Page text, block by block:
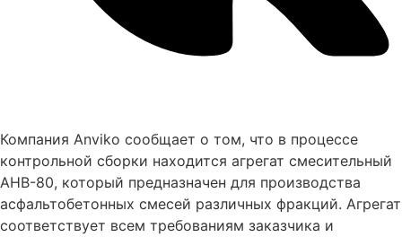
Компания Anviko сообщает о том, что в процессе
контрольной сборки находится агрегат смесительный
АНВ-80, который предназначен для производства
асфальтобетонных смесей различных фракций. Агрегат
соответствует всем требованиям заказчика и